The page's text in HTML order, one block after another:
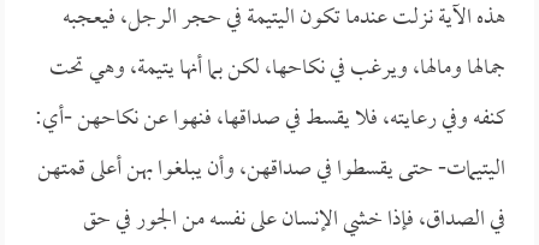
هذه الآية نزلت عندما تكون اليتيمة في حجر الرجل، فيعجبه
جمالها ومالها، ويرغب في نكاحها، لكن بما أنها يتيمة، وهي تحت
كنفه وفي رعايته، فلا يقسط في صداقها، فنهوا عن نكاحهن -أي:
اليتيمات- حتى يقسطوا في صداقهن، وأن يبلغوا بهن أعلى قمتهن
في الصداق، فإذا خشي الإنسان على نفسه من الجور في حق